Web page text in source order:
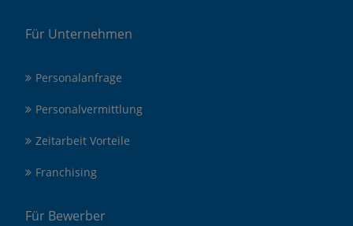
Für Unternehmen
Personalanfrage
Personalvermittlung
Zeitarbeit Vorteile
Franchising
Für Bewerber